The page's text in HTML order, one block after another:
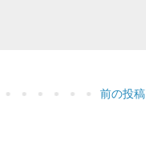
前の投稿